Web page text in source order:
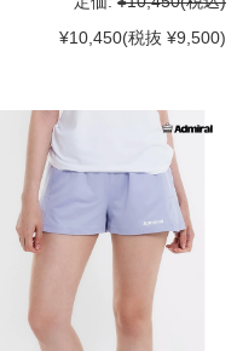
¥10,450(税抜 ¥9,500)